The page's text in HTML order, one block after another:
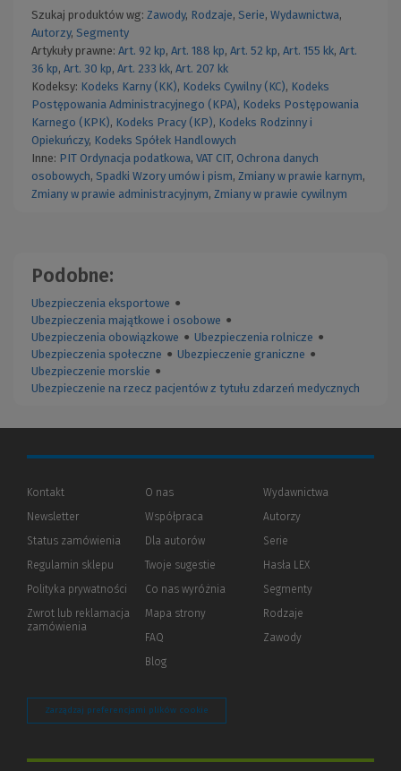
Szukaj produktów wg: Zawody, Rodzaje, Serie, Wydawnictwa,
Autorzy, Segmenty
Artykuły prawne: Art. 92 kp, Art. 188 kp, Art. 52 kp, Art. 155 kk, Art.
36 kp, Art. 30 kp, Art. 233 kk, Art. 207 kk
Kodeksy: Kodeks Karny (KK), Kodeks Cywilny (KC), Kodeks
Postępowania Administracyjnego (KPA), Kodeks Postępowania
Karnego (KPK), Kodeks Pracy (KP), Kodeks Rodzinny i
Opiekuńczy, Kodeks Spółek Handlowych
Inne: PIT Ordynacja podatkowa, VAT CIT, Ochrona danych
osobowych, Spadki Wzory umów i pism, Zmiany w prawie karnym,
Zmiany w prawie administracyjnym, Zmiany w prawie cywilnym
Podobne:
Ubezpieczenia eksportowe ●
Ubezpieczenia majątkowe i osobowe ●
Ubezpieczenia obowiązkowe ● Ubezpieczenia rolnicze ●
Ubezpieczenia społeczne ● Ubezpieczenie graniczne ●
Ubezpieczenie morskie ●
Ubezpieczenie na rzecz pacjentów z tytułu zdarzeń medycznych
Kontakt
Newsletter
Status zamówienia
Regulamin sklepu
Polityka prywatności (Nowe
(Link
innej
Zwrot lub reklamacja
zamówienia
O nas
Współpraca
Dla autorów(Nowe
(Link
innej
strony)
Twoje sugestie
Co nas wyróżnia
Mapa strony
FAQ
Blog
Wydawnictwa
Autorzy
Serie
Hasła LEX
Segmenty
Rodzaje
Zawody
Zarządzaj preferencjami plików cookie